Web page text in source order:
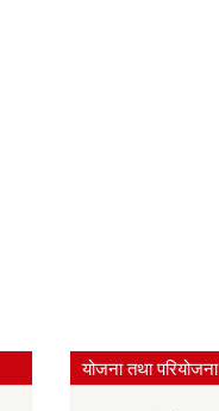
योजना तथा परियोजना